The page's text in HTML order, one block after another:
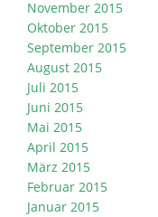
November 2015
Oktober 2015
September 2015
August 2015
Juli 2015
Juni 2015
Mai 2015
April 2015
März 2015
Februar 2015
Januar 2015